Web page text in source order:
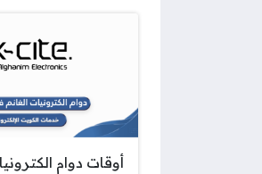
أوقات دوام